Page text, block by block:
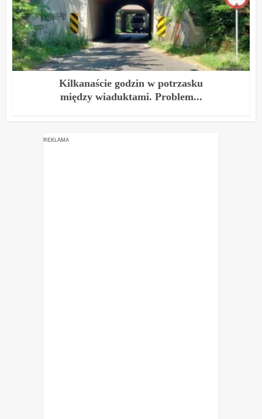
Kilkanaście godzin w potrzasku
między wiaduktami. Problem...
REKLAMA